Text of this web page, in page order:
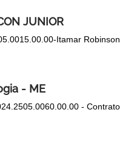
JUNIOR
Itamar Robinson
- ME
- Contrato